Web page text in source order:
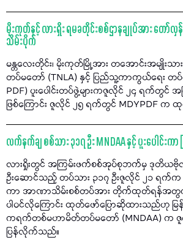
မိုးကုတ်နှင့် လားရှိုး ရမခတိုင်းစစ်ဌာနချုပ်အား တော်လှ
သိမ်းပိုက်
မန္တလေးတိုင်း၊ မိုးကုတ်မြို့အား တအောင်းအမျိုးသ
တပ်မတော် (TNLA) နှင့် ပြည်သူ့ကာကွယ်ရေး တပ်
PDF) ပူးပေါင်းတပ်ဖွဲ့များကဇူလိုင် ၂၄ ရက်တွင်
ဖြစ်ကြောင်း ဇူလိုင် ၂၅ ရက်တွင် MDYPDF
လက်နက်ချ စစ်သား ၃၁၇ ဦး MNDAA နှင့် ပူးပေါင်း
လားရှိုးတွင် အကြမ်းဖက်စစ်အုပ်စုဘက်မှ ဒုတိယဗိုလ်
ဦးဆောင်သည့် တပ်သား ၃၁၇ ဦးဇူလိုင် ၂၁ ရက်
ကာ အာဏာသိမ်းစစ်တပ်အား တိုက်ထုတ်ရန်အတွက်
ပါဝင်လိုကြောင်း ထုတ်ဖော်ပြောဆိုထားသည်ဟု မြ
ကရက်တစ်မဟာမိတ်တပ်မတော် (MNDAA) က
ပြန်လိုက်သည်။